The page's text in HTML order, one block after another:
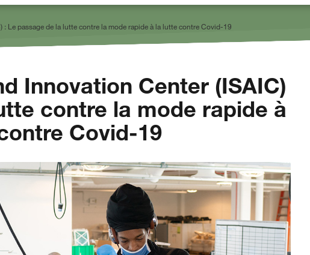
Le passage de la lutte contre la mode rapide à la lutte contre Covid-19
Innovation Center (ISAIC)
contre la mode rapide à
Covid-19